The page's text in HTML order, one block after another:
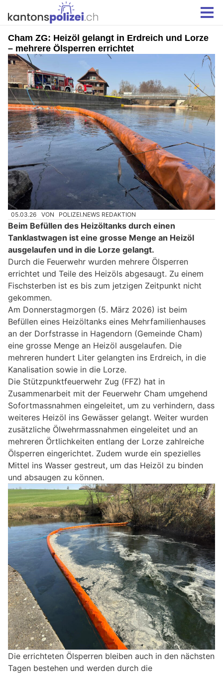
Cham ZG: Heizöl gelangt in Erdreich und Lorze
– mehrere Ölsperren errichtet
05.03.26 VON POLIZEI.NEWS REDAKTION
Beim Befüllen des Heizöltanks durch einen
Tanklastwagen ist eine grosse Menge an Heizöl
ausgelaufen und in die Lorze gelangt.
Durch die Feuerwehr wurden mehrere Ölsperren
errichtet und Teile des Heizöls abgesaugt. Zu einem
Fischsterben ist es bis zum jetzigen Zeitpunkt nicht
gekommen.
Am Donnerstagmorgen (5. März 2026) ist beim
Befüllen eines Heizöltanks eines Mehrfamilienhauses
an der Dorfstrasse in Hagendorn (Gemeinde Cham)
eine grosse Menge an Heizöl ausgelaufen. Die
mehreren hundert Liter gelangten ins Erdreich, in die
Kanalisation sowie in die Lorze.
Die Stützpunktfeuerwehr Zug (FFZ) hat in
Zusammenarbeit mit der Feuerwehr Cham umgehend
Sofortmassnahmen eingeleitet, um zu verhindern, dass
weiteres Heizöl ins Gewässer gelangt. Weiter wurden
zusätzliche Ölwehrmassnahmen eingeleitet und an
mehreren Örtlichkeiten entlang der Lorze zahlreiche
Ölsperren eingerichtet. Zudem wurde ein spezielles
Mittel ins Wasser gestreut, um das Heizöl zu binden
und absaugen zu können.
Die errichteten Ölsperren bleiben auch in den nächsten
Tagen bestehen und werden durch die